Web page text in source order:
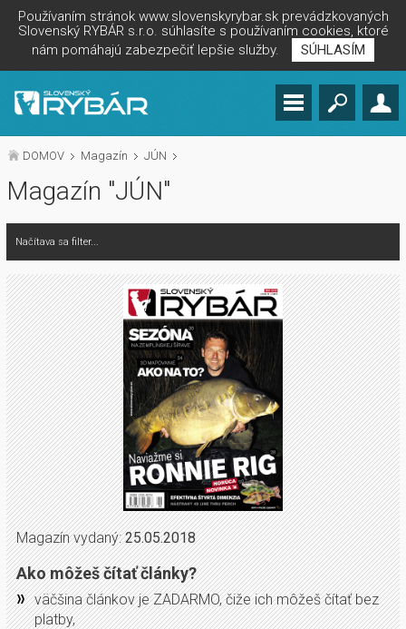
Používaním stránok www.slovenskyrybar.sk prevádzkovaných
Slovenský RYBÁR s.r.o. súhlasíte s používaním cookies, ktoré
nám pomáhajú zabezpečiť lepšie služby.
SÚHLASÍM
DOMOV Magazín JÚN
Magazín "JÚN"
Načítava sa filter...
Magazín vydaný:25.05.2018
Ako môžeš čítať články?
väčšina článkov je ZADARMO, čiže ich môžeš čítať bez
platby,